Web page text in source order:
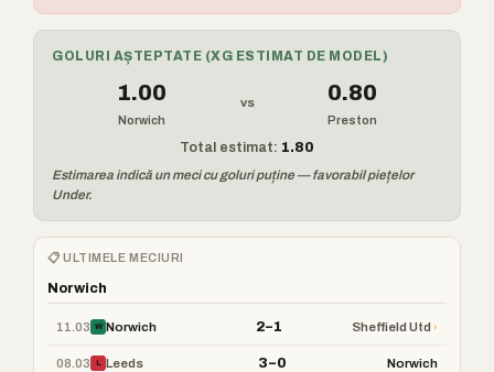
GOLURI AȘTEPTATE (XG ESTIMAT DE MODEL)
1.00
Norwich
vs 0.80
Preston
Total estimat: 1.80
Estimarea indică un meci cu goluri puține — favorabil piețelor
Under.
📋 ULTIMELE MECIURI
Norwich
11.03 W Norwich 2–1 Sheffield Utd›
08.03 L Leeds 3–0 Norwich